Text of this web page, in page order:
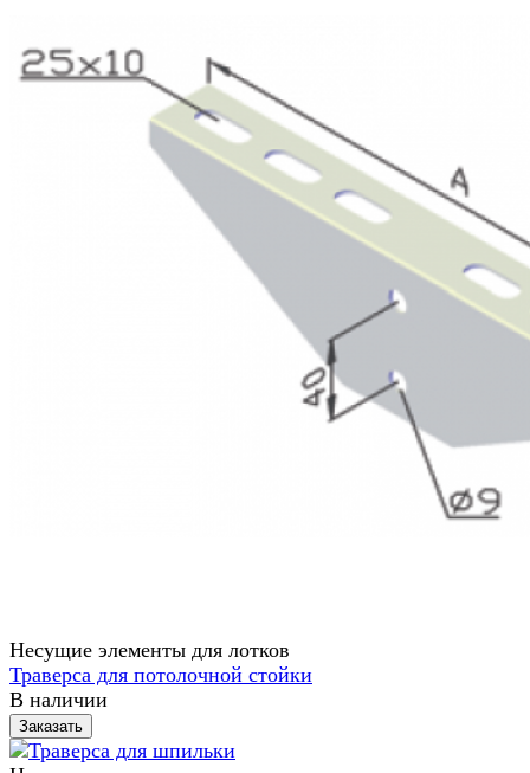
Несущие элементы для лотков
Траверса для потолочной стойки
В наличии
Заказать